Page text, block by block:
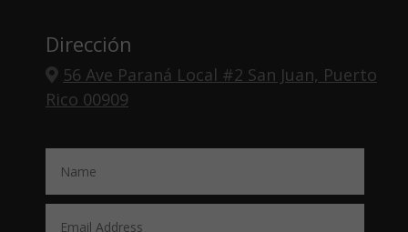
Dirección
56 Ave Paraná Local #2 San Juan, Puerto
Rico 00909